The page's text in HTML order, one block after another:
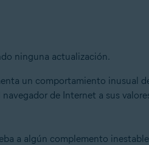
ninguna actualización.
un comportamiento inusual
de Internet a sus
a algún complemento